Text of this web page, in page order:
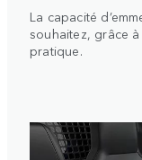
La capacité
souhaitez, grâce
pratique.